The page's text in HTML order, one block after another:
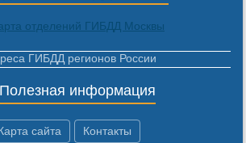
ГИБДД регионов России
Полезная информация
сайта Контакты